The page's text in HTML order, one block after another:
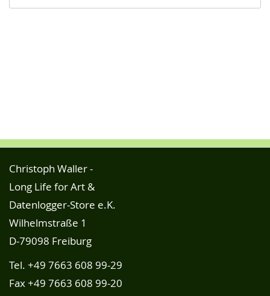
Christoph Waller -
Long Life for Art &
Datenlogger-Store e.K.
Wilhelmstraße 1
D-79098 Freiburg
Tel. +49 7663 608 99-29
Fax +49 7663 608 99-20